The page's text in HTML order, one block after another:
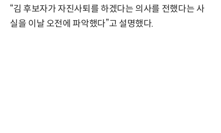
“김 후보자가 자진사퇴를 하겠다는 의사를 전했다는 사
실을 이날 오전에 파악했다”고 설명했다.